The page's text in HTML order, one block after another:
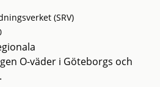
(SRV)
O-väder i Göteborgs och